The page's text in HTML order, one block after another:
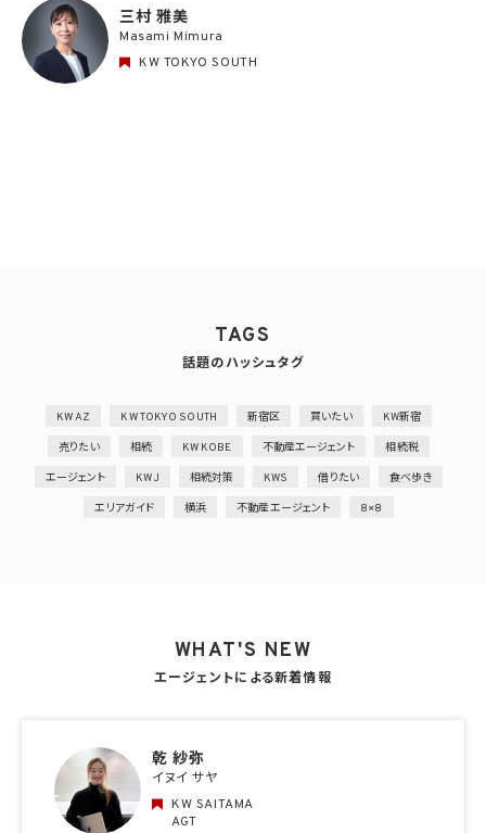
三村 雅美
Masami Mimura
KW TOKYO SOUTH
TAGS
話題のハッシュタグ
KW AZ KW TOKYO SOUTH 新宿区 買いたい KW新宿
売りたい 相続 KW KOBE 不動産エージェント 相続税
エージェント KWJ 相続対策 KWS 借りたい 食べ歩き
エリアガイド 横浜 不動産エージェント 8×8
WHAT'S NEW
エージェントによる新着情報
乾 紗弥
イヌイ サヤ
KW SAITAMA
AGT